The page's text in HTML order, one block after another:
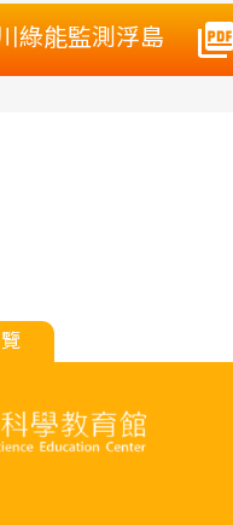
綠能監測浮島